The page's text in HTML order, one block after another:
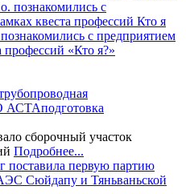
с предприятием
«Кто я?»
АСТАподготовка
сборочный участок
Подробнее...